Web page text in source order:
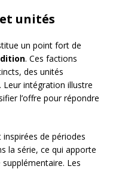
unités
un point fort de
. Ces factions
des unités
Leur intégration illustre
l’offre pour répondre
de périodes
la série, ce qui apporte
Les